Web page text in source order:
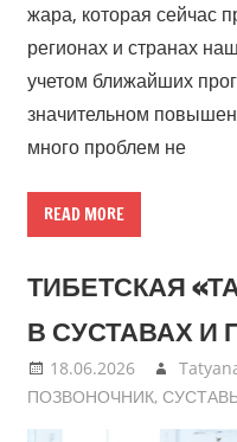
жара, которая сейчас
регионах и странах
учетом ближайших
значительном
много проблем не
READ MORE
ТИБЕТСКАЯ
В СУСТАВАХ И
18.06.2026
ПОЗВОНОЧНИК,